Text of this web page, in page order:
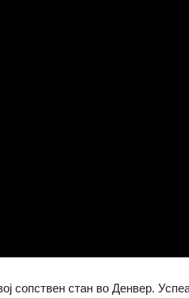
сопствен стан во Денвер.